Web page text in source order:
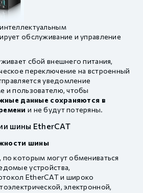
обслуживание и управление
сбой внешнего питания,
переключение на встроенный
уведомление
и пользователю, чтобы
данные сохраняются в
и не будут потеряны.
шины EtherCAT
шины
, по которым могут обмениваться
устройства,
EtherCAT и широко
электронной,